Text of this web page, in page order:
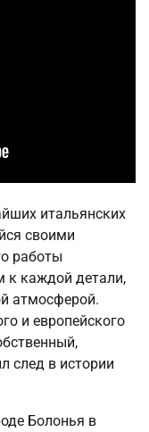
итальянских
своими
работы
к каждой детали,
атмосферой.
и европейского
след в истории
Болонья в